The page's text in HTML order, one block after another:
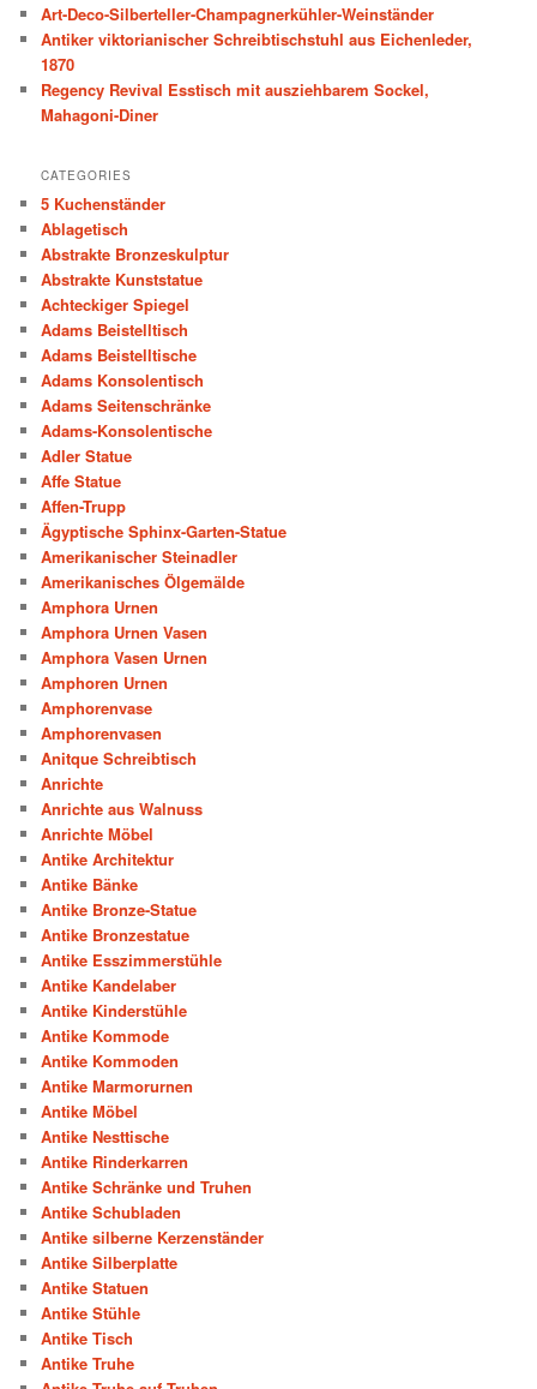
h
Art-Deco-Silberteller-Champagnerkühler-Weinständer
Antiker viktorianischer Schreibtischstuhl aus Eichenleder,
1870
Regency Revival Esstisch mit ausziehbarem Sockel,
Mahagoni-Diner
CATEGORIES
5 Kuchenständer
Ablagetisch
Abstrakte Bronzeskulptur
Abstrakte Kunststatue
Achteckiger Spiegel
Adams Beistelltisch
Adams Beistelltische
Adams Konsolentisch
Adams Seitenschränke
Adams-Konsolentische
Adler Statue
Affe Statue
Affen-Trupp
Ägyptische Sphinx-Garten-Statue
Amerikanischer Steinadler
Amerikanisches Ölgemälde
Amphora Urnen
Amphora Urnen Vasen
Amphora Vasen Urnen
Amphoren Urnen
Amphorenvase
Amphorenvasen
Anitque Schreibtisch
Anrichte
Anrichte aus Walnuss
Anrichte Möbel
Antike Architektur
Antike Bänke
Antike Bronze-Statue
Antike Bronzestatue
Antike Esszimmerstühle
Antike Kandelaber
Antike Kinderstühle
Antike Kommode
Antike Kommoden
Antike Marmorurnen
Antike Möbel
Antike Nesttische
Antike Rinderkarren
Antike Schränke und Truhen
Antike Schubladen
Antike silberne Kerzenständer
Antike Silberplatte
Antike Statuen
Antike Stühle
Antike Tisch
Antike Truhe